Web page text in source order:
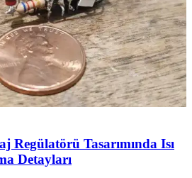
Regülatörü Tasarımında Isı
Detayları